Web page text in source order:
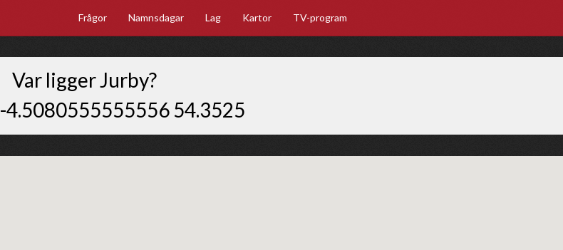
Frågor Namnsdagar Lag Kartor TV-program
Var ligger Jurby?
-4.5080555555556 54.3525